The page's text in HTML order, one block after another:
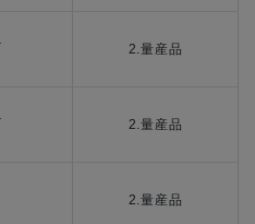
2.量産品
2.量産品
2.量産品